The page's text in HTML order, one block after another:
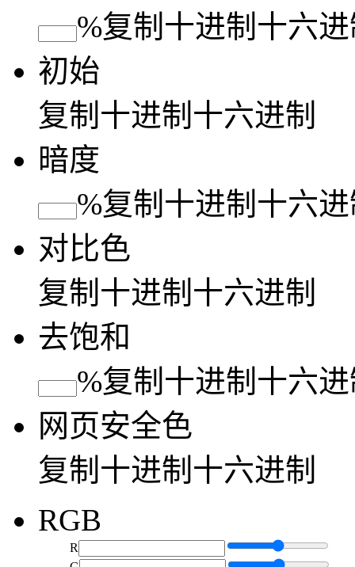
%复制 十进制 十六
初始
复制 十进制 十六进制
暗度
%复制 十进制 十六
对比色
复制 十进制 十六进制
去饱和
%复制 十进制 十六
网页安全色
复制 十进制 十六进制
RGB
R